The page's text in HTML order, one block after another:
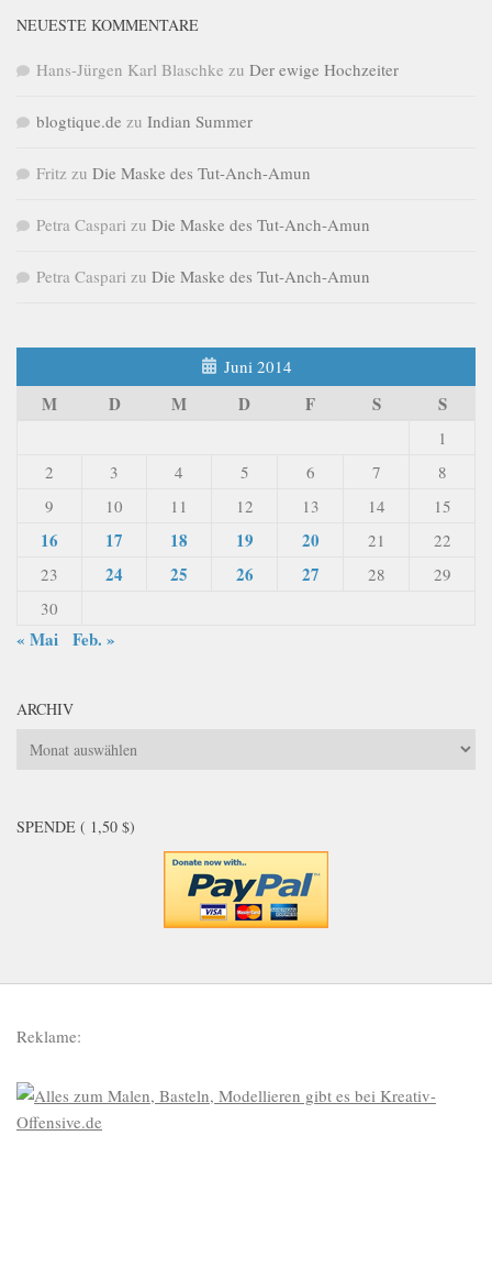
NEUESTE KOMMENTARE
Hans-Jürgen Karl Blaschke zu Der ewige Hochzeiter
blogtique.de zu Indian Summer
Fritz zu Die Maske des Tut-Anch-Amun
Petra Caspari zu Die Maske des Tut-Anch-Amun
Petra Caspari zu Die Maske des Tut-Anch-Amun
Juni 2014
M D M D F S S
1
2
3 4 5 6 7
8
9
10 11 12 13 14 15
16 17 18 19 20 21
22
23
24 25 26 27 28
29
30
« Mai Feb. »
ARCHIV
Archiv
SPENDE ( 1,50 $)
Reklame: